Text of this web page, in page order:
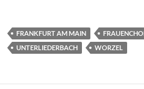
FRANKFURT AM MAIN
UNTERLIEDERBACH
WORZEL